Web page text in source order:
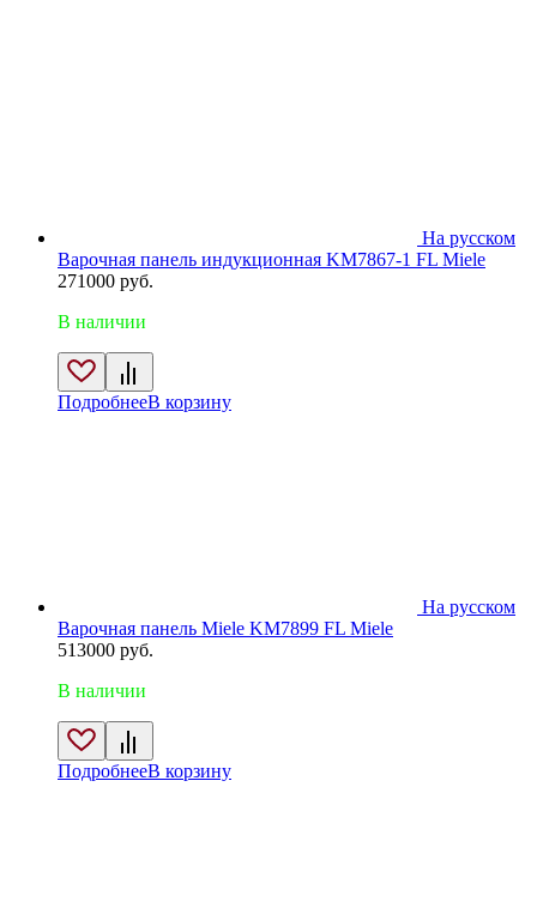
На русском
Варочная панель индукционная KM7867-1 FL Miele
271000 руб.
В наличии
ПодробнееВ корзину
На русском
Варочная панель Miele KM7899 FL Miele
513000 руб.
В наличии
ПодробнееВ корзину